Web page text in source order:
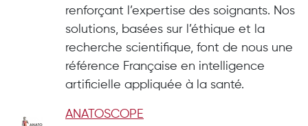
renforçant l’expertise des soignants. Nos
solutions, basées sur l’éthique et la
recherche scientifique, font de nous une
référence Française en intelligence
artificielle appliquée à la santé.
ANATOSCOPE